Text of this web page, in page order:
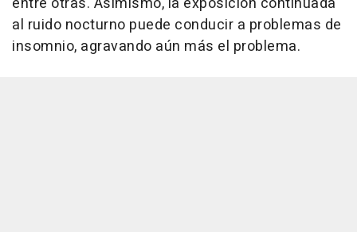
al ruido nocturno puede conducir a problemas de
insomnio, agravando aún más el problema.